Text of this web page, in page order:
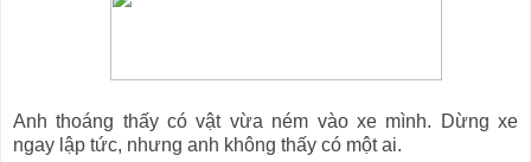
Anh thoáng thấy có vật vừa ném vào xe mình. Dừng xe
ngay lập tức, nhưng anh không thấy có một ai.